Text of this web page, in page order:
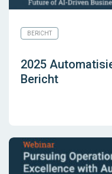
BERICHT
2025
Bericht